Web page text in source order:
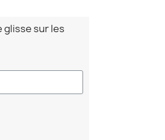
glisse sur les